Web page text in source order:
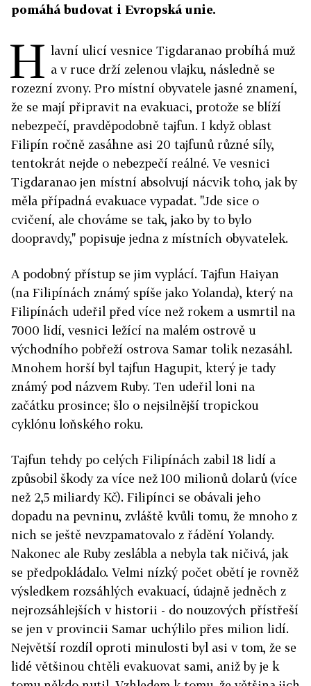
pomáhá budovat i Evropská unie.
H lavní ulicí vesnice Tigdaranao probíhá muž
a v ruce drží zelenou vlajku, následně se
rozezní zvony. Pro místní obyvatele jasné znamení,
že se mají připravit na evakuaci, protože se blíží
nebezpečí, pravděpodobně tajfun. I když oblast
Filipín ročně zasáhne asi 20 tajfunů různé síly,
tentokrát nejde o nebezpečí reálné. Ve vesnici
Tigdaranao jen místní absolvují nácvik toho, jak by
měla případná evakuace vypadat. "Jde sice o
cvičení, ale chováme se tak, jako by to bylo
doopravdy," popisuje jedna z místních obyvatelek.
A podobný přístup se jim vyplácí. Tajfun Haiyan
(na Filipínách známý spíše jako Yolanda), který na
Filipínách udeřil před více než rokem a usmrtil na
7000 lidí, vesnici ležící na malém ostrově u
východního pobřeží ostrova Samar tolik nezasáhl.
Mnohem horší byl tajfun Hagupit, který je tady
známý pod názvem Ruby. Ten udeřil loni na
začátku prosince; šlo o nejsilnější tropickou
cyklónu loňského roku.
Tajfun tehdy po celých Filipínách zabil 18 lidí a
způsobil škody za více než 100 milionů dolarů (více
než 2,5 miliardy Kč). Filipínci se obávali jeho
dopadu na pevninu, zvláště kvůli tomu, že mnoho z
nich se ještě nevzpamatovalo z řádění Yolandy.
Nakonec ale Ruby zeslábla a nebyla tak ničivá, jak
se předpokládalo. Velmi nízký počet obětí je rovněž
výsledkem rozsáhlých evakuací, údajně jedněch z
nejrozsáhlejších v historii - do nouzových přístřeší
se jen v provincii Samar uchýlilo přes milion lidí.
Největší rozdíl oproti minulosti byl asi v tom, že se
lidé většinou chtěli evakuovat sami, aniž by je k